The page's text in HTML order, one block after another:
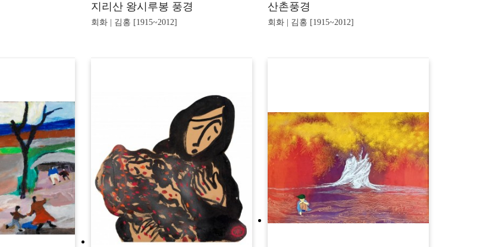
지리산 왕시루봉 풍경
회화 | 김홍 [1915~2012]
산촌풍경
회화 | 김홍 [1915~2012]